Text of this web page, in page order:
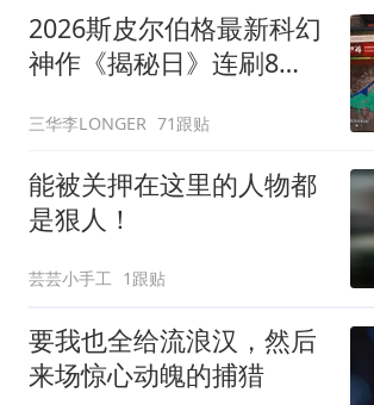
2026斯皮尔伯格最新科幻
神作《揭秘日》连刷8
三华李LONGER 71跟贴
能被关押在这里的人物都
是狠人！
芸芸小手工 1跟贴
要我也全给流浪汉，然后
来场惊心动魄的捕猎